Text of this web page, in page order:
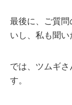
最後に、ご質
いし、私も聞い
では、ツムギ
す。